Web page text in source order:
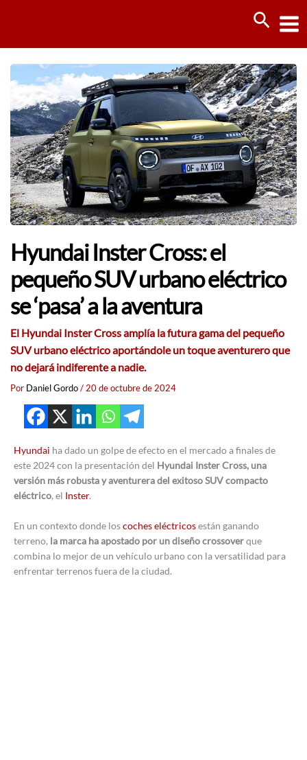
Hyundai Inster Cross: el
pequeño SUV urbano eléctrico
se ‘pasa’ a la aventura
El Hyundai Inster Cross amplía la futura gama del pequeño
SUV urbano eléctrico aportándole un toque aventurero que
no dejará indiferente a nadie.
Por Daniel Gordo/ 20 de octubre de 2024
Hyundai ha dado un golpe de efecto en el mercado a finales de
este 2024 con la presentación del Hyundai Inster Cross, una
versión más robusta y aventurera del exitoso SUV compacto
eléctrico, el Inster.
En un contexto donde loscoches eléctricosestán ganando
terreno, la marca ha apostado por un diseño crossoverque
combina lo mejor de un vehículo urbano con la versatilidad para
enfrentar terrenos fuera de la ciudad.